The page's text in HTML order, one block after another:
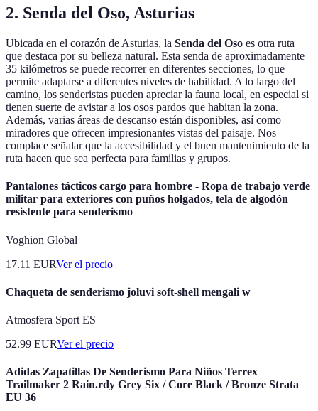
2. Senda del Oso, Asturias
Ubicada en el corazón de Asturias, la Senda del Oso es otra ruta
que destaca por su belleza natural. Esta senda de aproximadamente
35 kilómetros se puede recorrer en diferentes secciones, lo que
permite adaptarse a diferentes niveles de habilidad. A lo largo del
camino, los senderistas pueden apreciar la fauna local, en especial si
tienen suerte de avistar a los osos pardos que habitan la zona.
Además, varias áreas de descanso están disponibles, así como
miradores que ofrecen impresionantes vistas del paisaje. Nos
complace señalar que la accesibilidad y el buen mantenimiento de la
ruta hacen que sea perfecta para familias y grupos.
Pantalones tácticos cargo para hombre - Ropa de trabajo verde
militar para exteriores con puños holgados, tela de algodón
resistente para senderismo
Voghion Global
17.11 EURVer el precio
Chaqueta de senderismo joluvi soft-shell mengali w
Atmosfera Sport ES
52.99 EURVer el precio
Adidas Zapatillas De Senderismo Para Niños Terrex
Trailmaker 2 Rain.rdy Grey Six / Core Black / Bronze Strata
EU 36